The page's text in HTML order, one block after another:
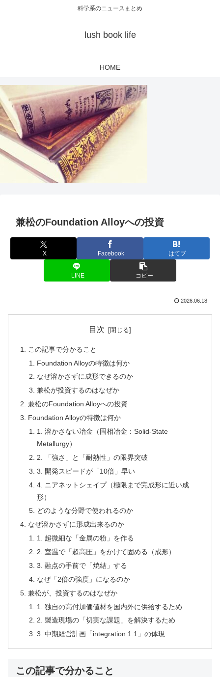
科学系のニュースまとめ
lush book life
HOME
兼松のFoundation Alloyへの投資
X Facebook はてブ
LINE コピー
2026.06.18
目次
この記事で分かること
Foundation Alloyの特徴は何か
なぜ溶かさずに成形できるのか
兼松が投資するのはなぜか
兼松のFoundation Alloyへの投資
Foundation Alloyの特徴は何か
1. 溶かさない冶金（固相冶金：Solid-State
Metallurgy）
2. 「強さ」と「耐熱性」の限界突破
3. 開発スピードが「10倍」早い
4. ニアネットシェイプ（極限まで完成形に近い成
形）
どのような分野で使われるのか
なぜ溶かさずに形成出来るのか
1. 超微細な「金属の粉」を作る
2. 室温で「超高圧」をかけて固める（成形）
3. 融点の手前で「焼結」する
なぜ「2倍の強度」になるのか
兼松が、投資するのはなぜか
1. 独自の高付加価値材を国内外に供給するため
2. 製造現場の「切実な課題」を解決するため
3. 中期経営計画「integration 1.1」の体現
この記事で分かること